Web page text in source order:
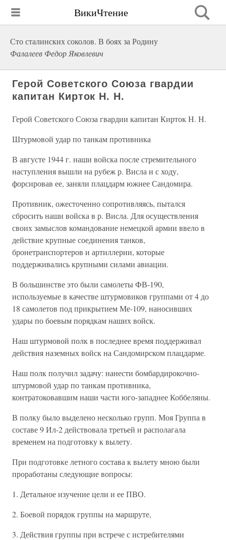
ВикиЧтение
Сто сталинских соколов. В боях за Родину
Фалалеев Федор Яковлевич
Герой Советского Союза гвардии
капитан Кирток Н. Н.
Герой Советского Союза гвардии капитан Кирток Н. Н.
Штурмовой удар по танкам противника
В августе 1944 г. наши войска после стремительного
наступления вышли на рубеж р. Висла и с ходу,
форсировав ее, заняли плацдарм южнее Сандомира.
Противник, ожесточенно сопротивляясь, пытался
сбросить наши войска в р. Висла. Для осуществления
своих замыслов командование немецкой армии ввело в
действие крупные соединения танков,
бронетранспортеров и артиллерии, которые
поддерживались крупными силами авиации.
В большинстве это были самолеты ФВ-190,
используемые в качестве штурмовиков группами от 4 до
18 самолетов под прикрытием Ме-109, наносивших
удары по боевым порядкам наших войск.
Наш штурмовой полк в последнее время поддерживал
действия наземных войск на Сандомирском плацдарме.
Наш полк получил задачу: нанести бомбардирокочно-
штурмовой удар по танкам противника,
контратоковавшим наши части юго-западнее Коббеляны.
В полку было выделено несколько групп. Моя Группа в
составе 9 Ил-2 действовала третьей и располагала
временем на подготовку к вылету.
При подготовке летного состава к вылету мною были
проработаны следующие вопросы:
1. Детальное изучение цели и ее ПВО.
2. Боевой порядок группы на маршруте,
3. Действия группы при встрече с истребителями